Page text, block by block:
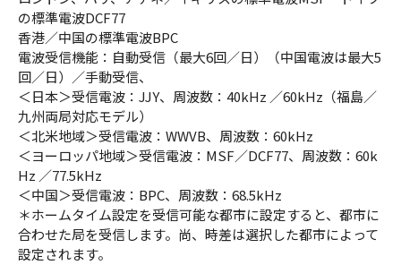
の標準電波DCF77
香港／中国の標準電波BPC
電波受信機能：自動受信（最大6回／日）（中国電波は最大5
回／日）／手動受信、
＜日本＞受信電波：JJY、周波数：40kHz ／60kHz（福島／
九州両局対応モデル）
＜北米地域＞受信電波：WWVB、周波数：60kHz
＜ヨーロッパ地域＞受信電波：MSF／DCF77、周波数：60k
Hz ／77.5kHz
＜中国＞受信電波：BPC、周波数：68.5kHz
＊ホームタイム設定を受信可能な都市に設定すると、都市に
合わせた局を受信します。尚、時差は選択した都市によって
設定されます。